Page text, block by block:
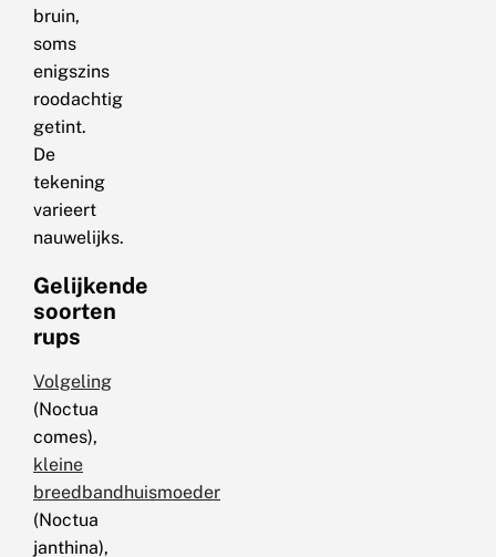
bruin,
soms
enigszins
roodachtig
getint.
De
tekening
varieert
nauwelijks.
Gelijkende
soorten
rups
Volgeling
(Noctua
comes),
kleine
breedbandhuismoeder
(Noctua
janthina),